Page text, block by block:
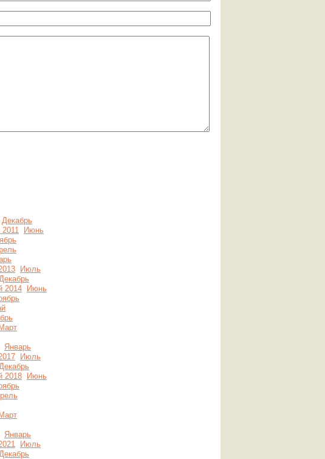
Декабрь
Июнь
Июль
2014
Июнь
Март
Январь
Июль
2018
Июнь
Март
Январь
Июль